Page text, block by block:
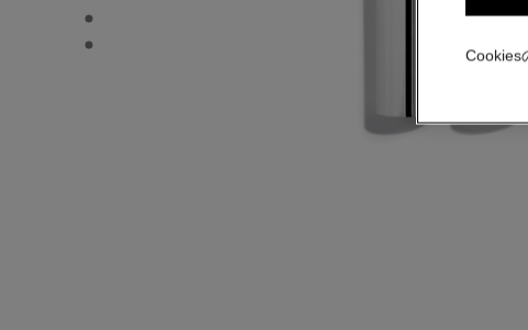
31 LE ROUGE – トランテアン ル ルージュ (リフィル) - オ
31 LE ROUGE – トランテアン ル ルージュ (リフィル) - ベ
Cookies